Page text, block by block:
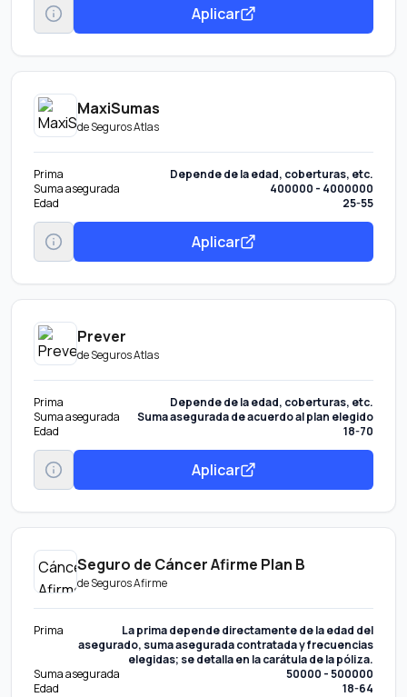
Aplicar
MaxiSumas
deSeguros Atlas
Prima
Depende de la edad, coberturas, etc.
Suma asegurada
400000 - 4000000
Edad
25-55
Aplicar
Prever
deSeguros Atlas
Prima
Depende de la edad, coberturas, etc.
Suma asegurada
Suma asegurada de acuerdo al plan elegido
Edad
18-70
Aplicar
Seguro de Cáncer Afirme Plan B
deSeguros Afirme
Prima
La prima depende directamente de la edad del
asegurado, suma asegurada contratada y frecuencias
elegidas; se detalla en la carátula de la póliza.
Suma asegurada
50000 - 500000
Edad
18-64